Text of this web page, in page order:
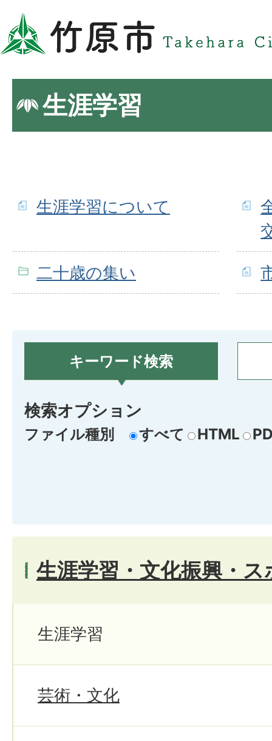
生涯学習
生涯学習について
二十歳の集い
キーワード検索
検索オプション
ファイル種別 すべて HTML
生涯学習・文化振興・ス
生涯学習
芸術・文化